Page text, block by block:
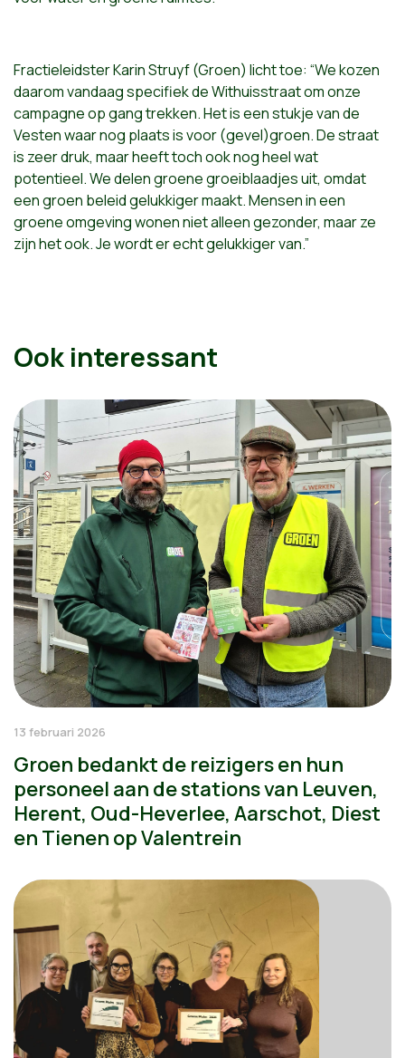
Fractieleidster Karin Struyf (Groen) licht toe: “We kozen
daarom vandaag specifiek de Withuisstraat om onze
campagne op gang trekken. Het is een stukje van de
Vesten waar nog plaats is voor (gevel)groen. De straat
is zeer druk, maar heeft toch ook nog heel wat
potentieel. We delen groene groeiblaadjes uit, omdat
een groen beleid gelukkiger maakt. Mensen in een
groene omgeving wonen niet alleen gezonder, maar ze
zijn het ook. Je wordt er echt gelukkiger van.”
Ook interessant
13 februari 2026
Groen bedankt de reizigers en hun
personeel aan de stations van Leuven,
Herent, Oud-Heverlee, Aarschot, Diest
en Tienen op Valentrein